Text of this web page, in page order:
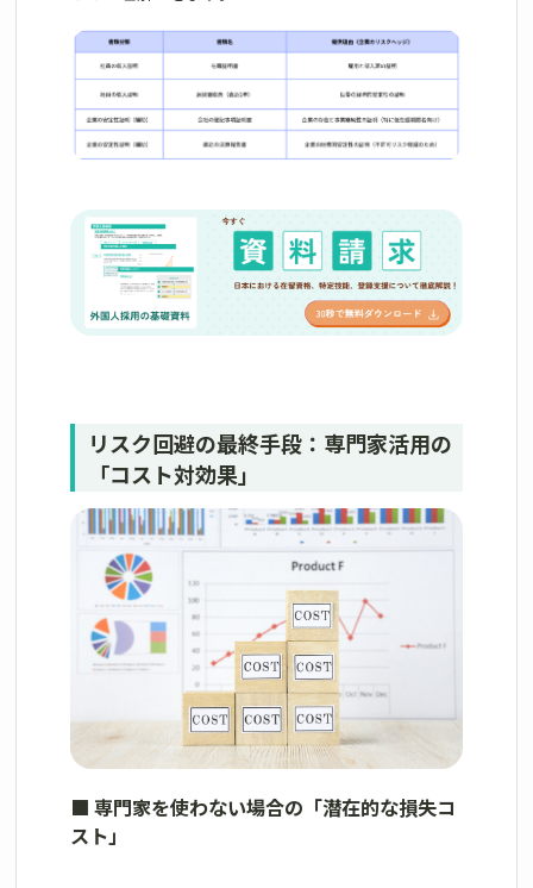
リスク回避の最終手段：専門家活用の
「コスト対効果」
■ 専門家を使わない場合の「潜在的な損失コ
スト」